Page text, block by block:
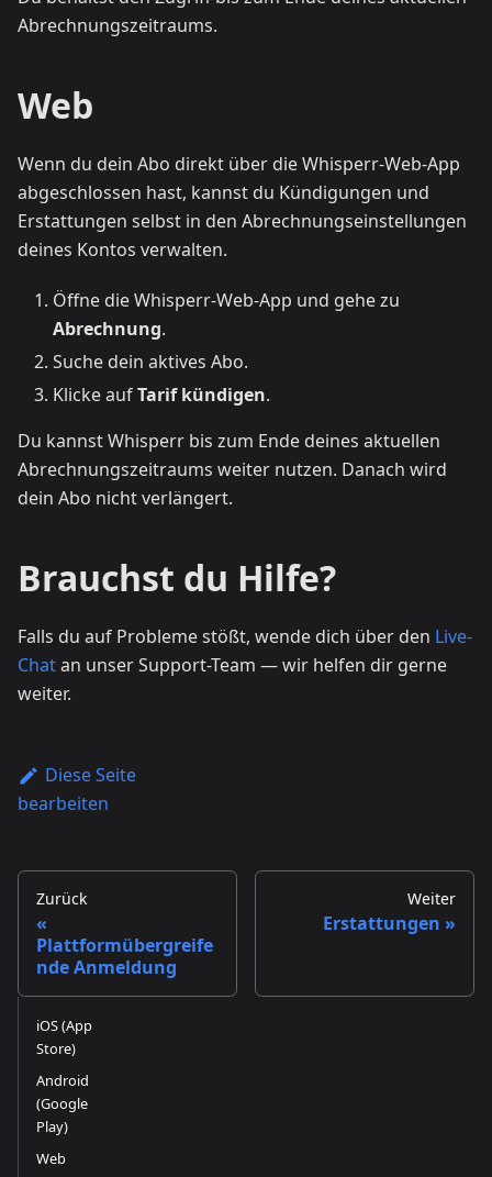
Abrechnungszeitraums.
Web
Wenn du dein Abo direkt über die Whisperr-Web-App
abgeschlossen hast, kannst du Kündigungen und
Erstattungen selbst in den Abrechnungseinstellungen
deines Kontos verwalten.
Öffne die Whisperr-Web-App und gehe zu
Abrechnung.
Suche dein aktives Abo.
Klicke aufTarif kündigen.
Du kannst Whisperr bis zum Ende deines aktuellen
Abrechnungszeitraums weiter nutzen. Danach wird
dein Abo nicht verlängert.
Brauchst du Hilfe?
Falls du auf Probleme stößt, wende dich über den Live-
Chatan unser Support-Team — wir helfen dir gerne
weiter.
Diese Seite
bearbeiten
Zurück
Plattformübergreife
nde Anmeldung
Weiter
Erstattungen
iOS (App
Store)
Android
(Google
Play)
Web